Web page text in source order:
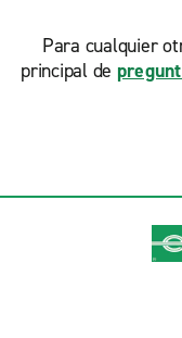
Para cualquier
principal de